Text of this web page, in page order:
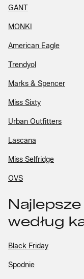
GANT
MONKI
American Eagle
Trendyol
Marks & Spencer
Miss Sixty
Urban Outfitters
Lascana
Miss Selfridge
OVS
według
Black Friday
Spodnie